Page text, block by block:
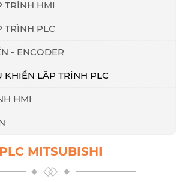
TRÌNH HMI
TRÌNH PLC
- ENCODER
KHIỂN LẬP TRÌNH PLC
HMI
PLC MITSUBISHI